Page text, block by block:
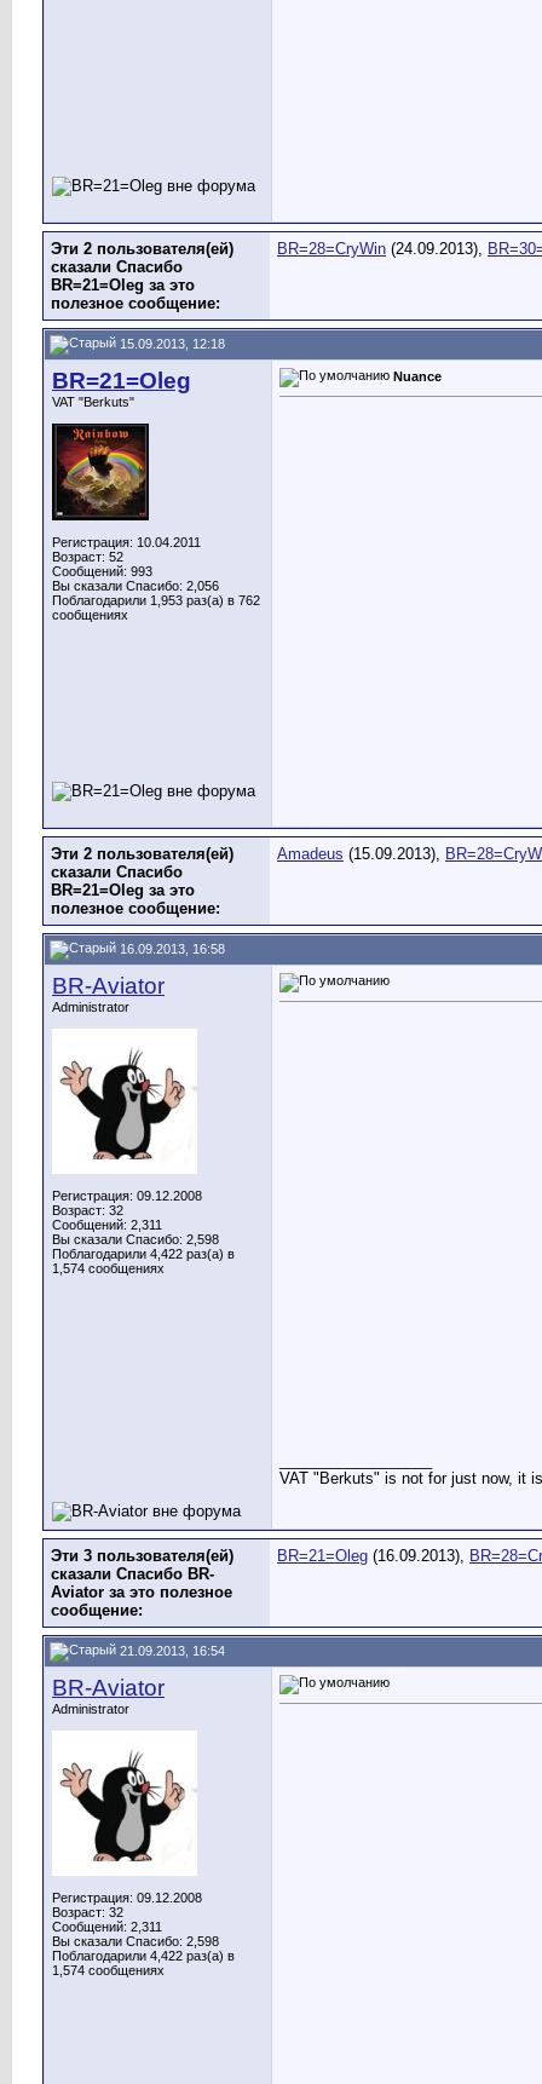
Эти 2 пользователя(ей)
сказали Спасибо
BR=21=Oleg за это
полезное сообщение:
BR=28=CryWin (24.09.2013),
15.09.2013, 12:18
BR=21=Oleg
VAT "Berkuts"
Регистрация: 10.04.2011
Возраст: 52
Сообщений: 993
Вы сказали Спасибо: 2,056
Поблагодарили 1,953 раз(а) в 762
сообщениях
Nuance
Эти 2 пользователя(ей)
сказали Спасибо
BR=21=Oleg за это
полезное сообщение:
Amadeus (15.09.2013),
16.09.2013, 16:58
BR-Aviator
Administrator
Регистрация: 09.12.2008
Возраст: 32
Сообщений: 2,311
Вы сказали Спасибо: 2,598
Поблагодарили 4,422 раз(а) в
1,574 сообщениях
VAT "Berkuts" is not for just now, it
Эти 3 пользователя(ей)
сказали Спасибо BR-
Aviator за это полезное
сообщение:
BR=21=Oleg (16.09.2013),
21.09.2013, 16:54
BR-Aviator
Administrator
Регистрация: 09.12.2008
Возраст: 32
Сообщений: 2,311
Вы сказали Спасибо: 2,598
Поблагодарили 4,422 раз(а) в
1,574 сообщениях